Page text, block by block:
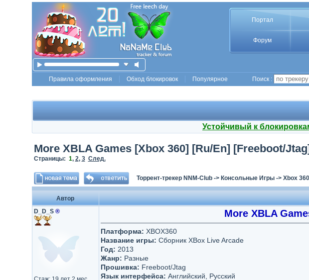
Портал
Форум
Правила оформления Обход блокировок Популярное Поиск :
Устойчивый к
More XBLA Games [Xbox 360] [Ru/En] [Freeboot/
Страницы: 1, 2, 3 След.
Торрент-трекер NNM-Club-> Консольные Игры-> Xbox 360
Автор
D_D_S ® More XBLA
Платформа: XBOX360
Название игры: Сборник XBox Live Arcade
Год: 2013
Жанр: Разные
Прошивка: Freeboot/Jtag
Язык интерфейса: Английский, Русский